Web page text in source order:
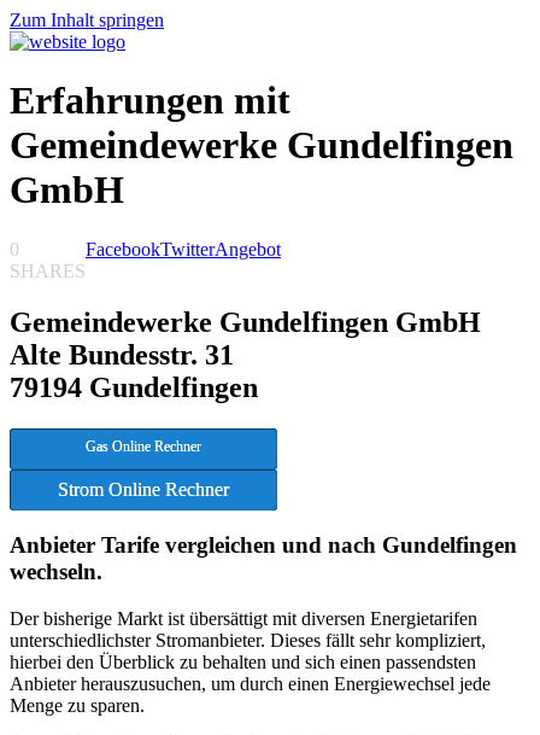
Zum Inhalt springen
Erfahrungen mit
Gemeindewerke Gundelfingen
GmbH
0
SHARES
FacebookTwitterAngebot
Gemeindewerke Gundelfingen GmbH
Alte Bundesstr. 31
79194 Gundelfingen
Gas Online Rechner
Strom Online Rechner
Anbieter Tarife vergleichen und nach Gundelfingen
wechseln.
Der bisherige Markt ist übersättigt mit diversen Energietarifen
unterschiedlichster Stromanbieter. Dieses fällt sehr kompliziert,
hierbei den Überblick zu behalten und sich einen passendsten
Anbieter herauszusuchen, um durch einen Energiewechsel jede
Menge zu sparen.